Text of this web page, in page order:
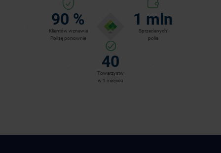
40
Towarzystw
w 1 miejscu
90 %
Klientów wznawia
Polisę ponownie
1 mln
Sprzedanych
polis